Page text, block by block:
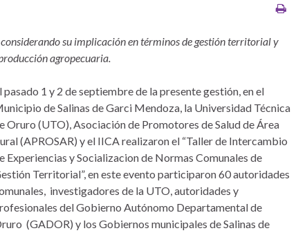
su implicación en términos de gestión territorial y
agropecuaria.
pasado 1 y 2 de septiembre de la presente gestión, en el
de Salinas de Garci Mendoza, la Universidad Técnica
Oruro (UTO), Asociación de Promotores de Salud de Área
(APROSAR) y el IICA realizaron el “Taller de Intercambio
Experiencias y Socializacion de Normas Comunales de
Territorial”, en este evento participaron 60 autoridades
investigadores de la UTO, autoridades y
del Gobierno Autónomo Departamental de
(GADOR) y los Gobiernos municipales de Salinas de